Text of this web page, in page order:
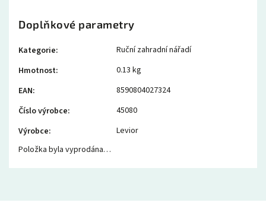
Doplňkové parametry
Kategorie:
Ruční zahradní nářadí
Hmotnost:
0.13 kg
EAN:
8590804027324
Číslo výrobce:
45080
Výrobce:
Levior
Položka byla vyprodána…